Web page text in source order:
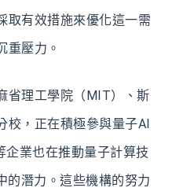
取有效措施來優化這一需
重壓力。
省理工學院（MIT）、斯
校，正在積極參與量子AI
業也在推動量子計算技
的潛力。這些機構的努力